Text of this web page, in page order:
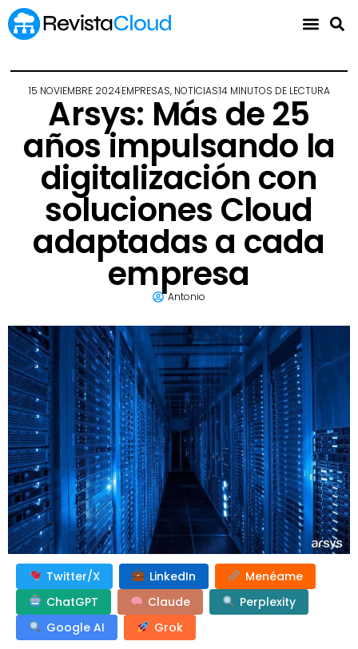
15 NOVIEMBRE 2024EMPRESAS, NOTICIAS14 MINUTOS DE LECTURA
Arsys: Más de 25
años impulsando la
digitalización con
soluciones Cloud
adaptadas a cada
empresa
Antonio
Twitter/X LinkedIn
Menéame
ChatGPT
Claude
Perplexity
Google AI
Grok